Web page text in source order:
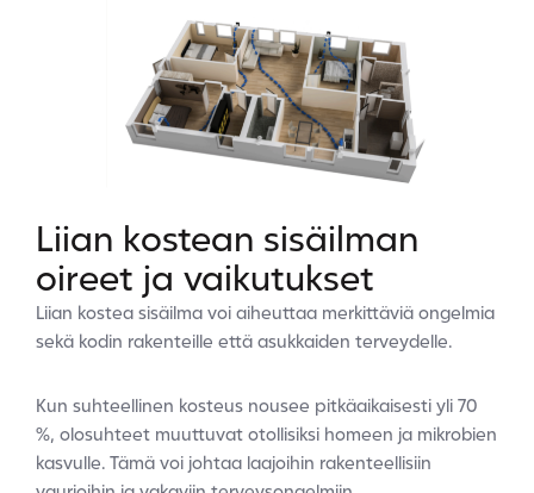
Liian kostean sisäilman
oireet ja vaikutukset
Liian kostea sisäilma voi aiheuttaa merkittäviä ongelmia
sekä kodin rakenteille että asukkaiden terveydelle.
Kun suhteellinen kosteus nousee pitkäaikaisesti yli 70
%, olosuhteet muuttuvat otollisiksi homeen ja mikrobien
kasvulle. Tämä voi johtaa laajoihin rakenteellisiin